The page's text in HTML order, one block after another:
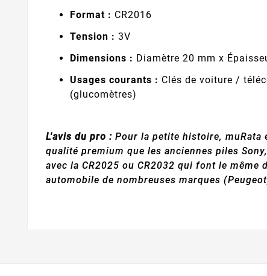
Format : CR2016
Tension : 3V
Dimensions : Diamètre 20 mm x
Usages courants : Clés de voiture /
(glucomètres)
L'avis du pro : Pour la petite histoire, muRata
qualité premium que les anciennes piles
avec la CR2025 ou CR2032 qui font le
automobile de nombreuses marques